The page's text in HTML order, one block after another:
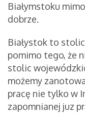
Białymstoku
dobrze.
Białystok to
pomimo tego, że
stolic
możemy
pracę nie tylko w
zapomnianej juz